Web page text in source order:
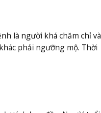
là người khá chăm chỉ và
phải ngưỡng mộ. Thời